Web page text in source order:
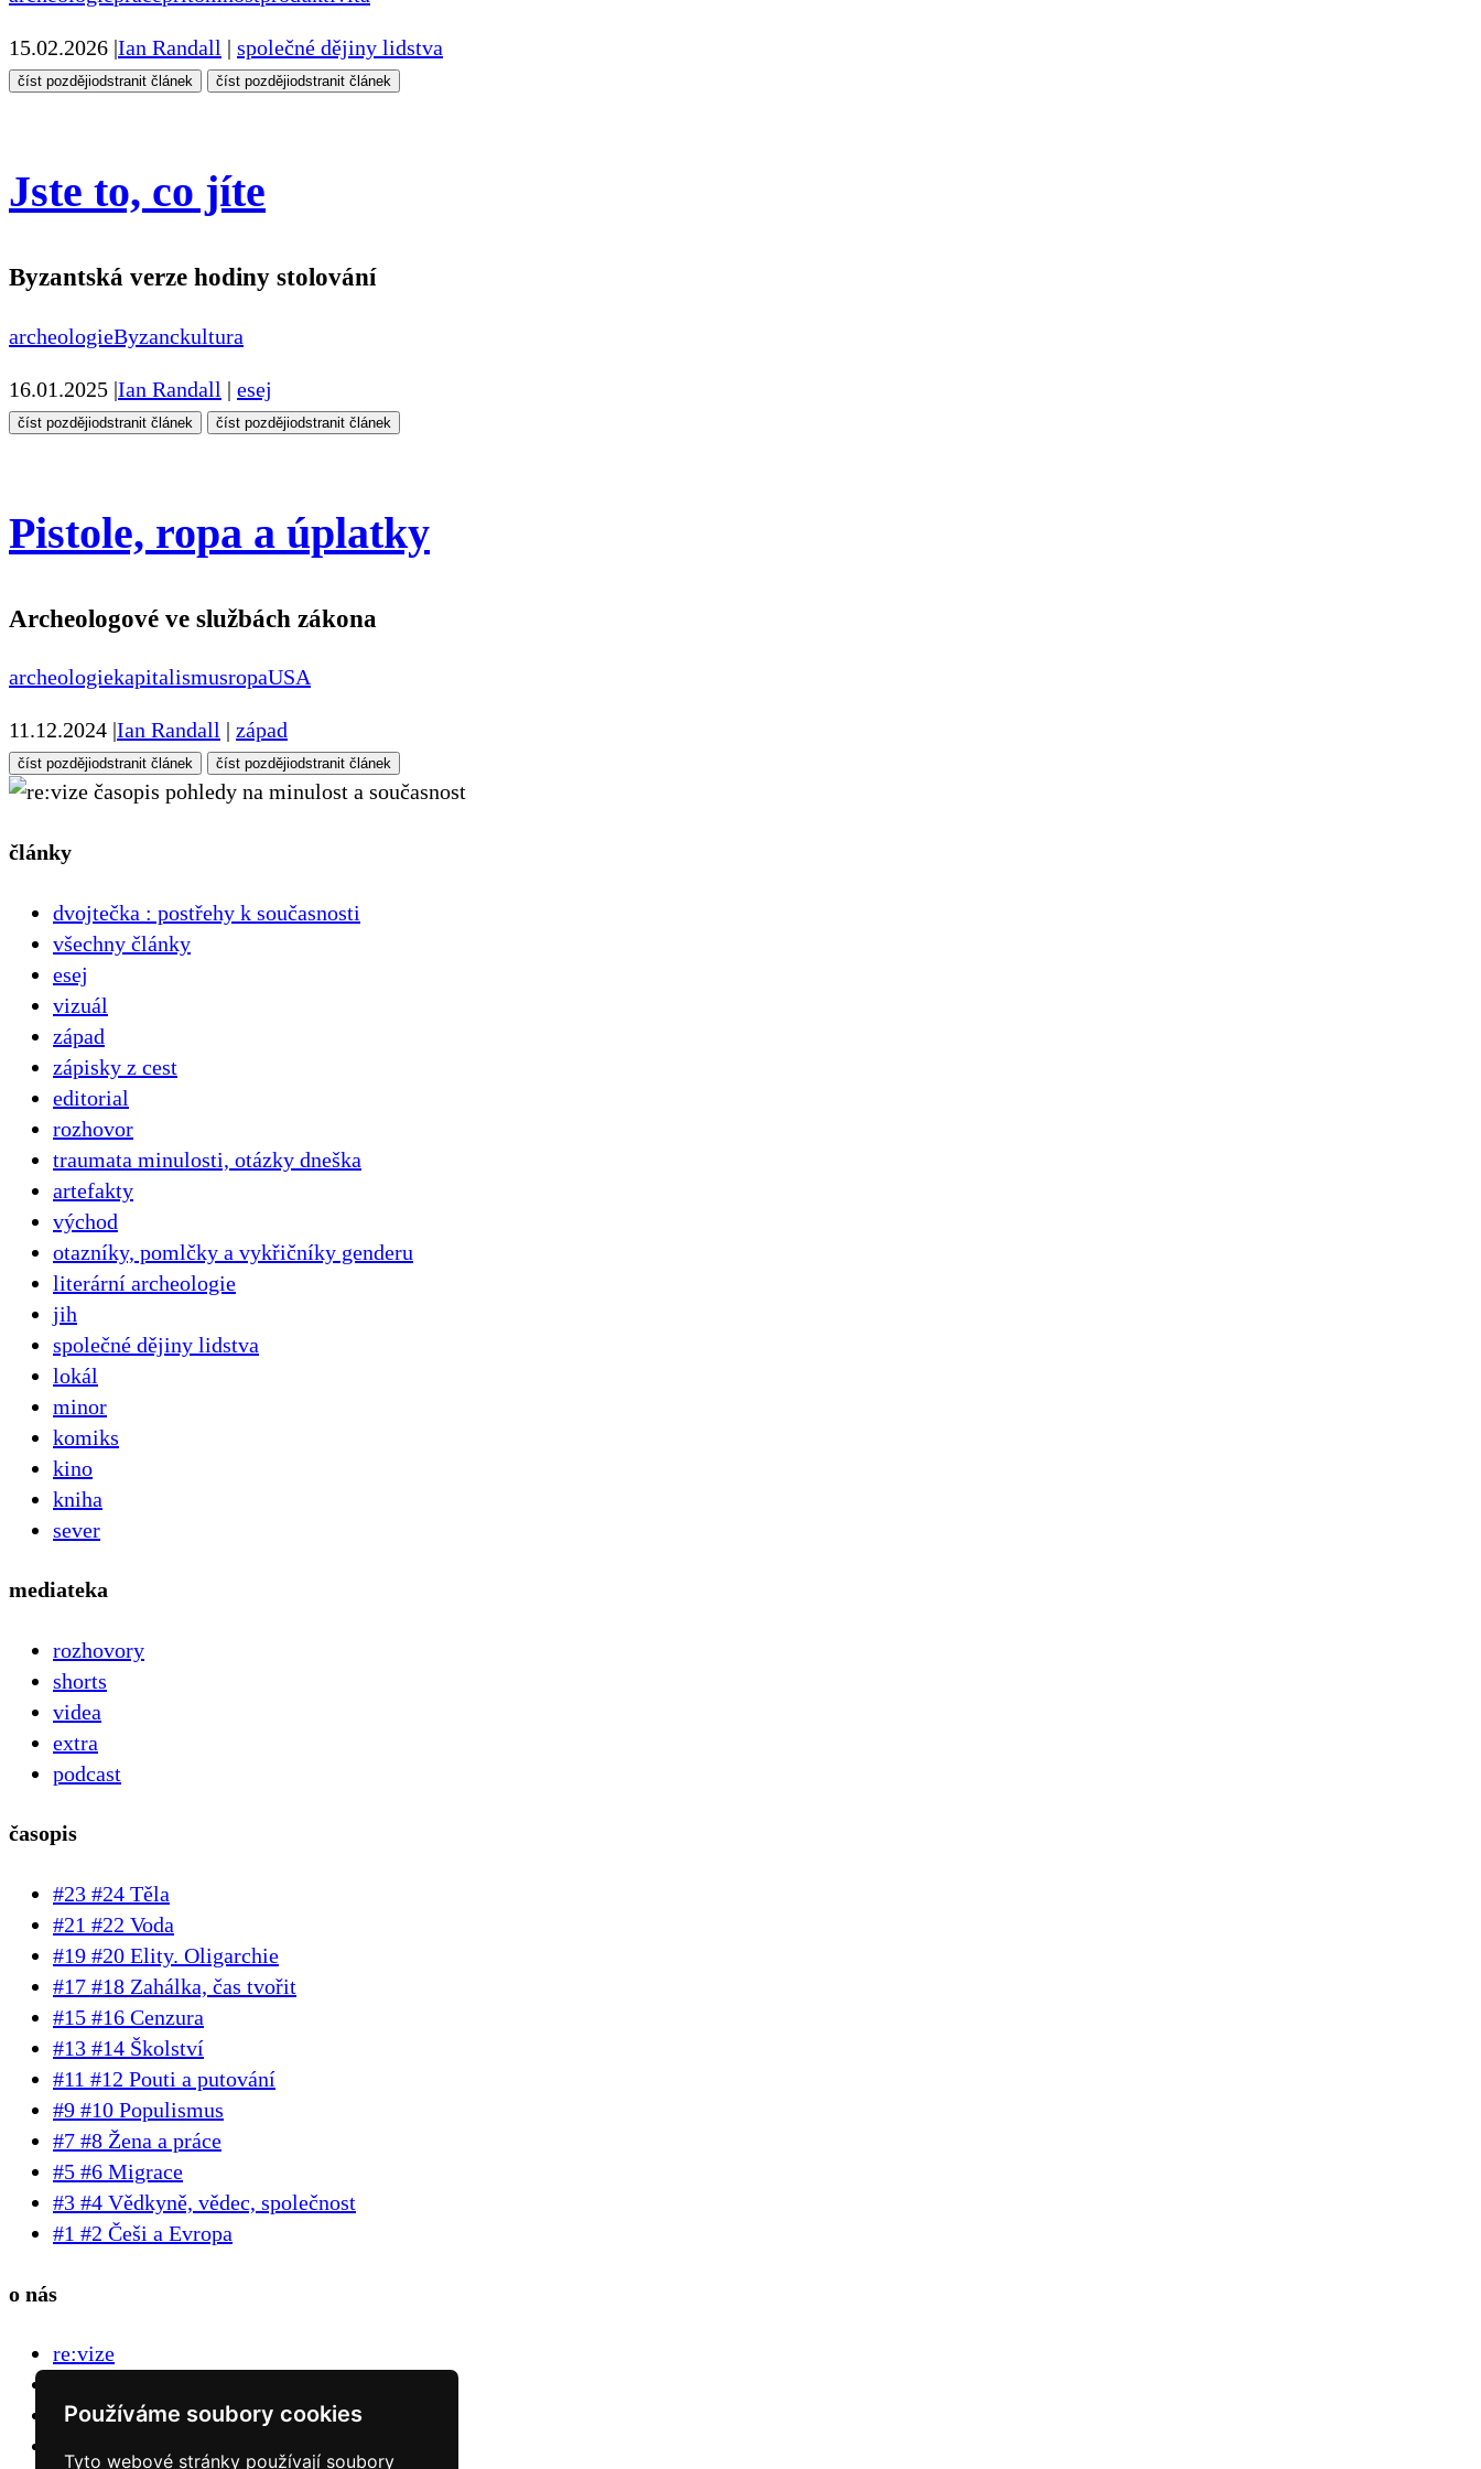
Používáme soubory cookies
Tyto webové stránky používají soubory
15.02.2026 |Ian Randall | společné dějiny lidstva
číst pozdějiodstranit článek číst pozdějiodstranit článek
Jste to, co jíte
Byzantská verze hodiny stolování
archeologieByzanckultura
16.01.2025 |Ian Randall | esej
číst pozdějiodstranit článek číst pozdějiodstranit článek
Pistole, ropa a úplatky
Archeologové ve službách zákona
archeologiekapitalismusropaUSA
11.12.2024 |Ian Randall | západ
číst pozdějiodstranit článek číst pozdějiodstranit článek
pohledy na minulost a současnost
články
dvojtečka : postřehy k současnosti
všechny články
esej
vizuál
západ
zápisky z cest
editorial
rozhovor
traumata minulosti, otázky dneška
artefakty
východ
otazníky, pomlčky a vykřičníky genderu
literární archeologie
jih
společné dějiny lidstva
lokál
minor
komiks
kino
kniha
sever
mediateka
rozhovory
shorts
videa
extra
podcast
časopis
#23 #24 Těla
#21 #22 Voda
#19 #20 Elity. Oligarchie
#17 #18 Zahálka, čas tvořit
#15 #16 Cenzura
#13 #14 Školství
#11 #12 Pouti a putování
#9 #10 Populismus
#7 #8 Žena a práce
#5 #6 Migrace
#3 #4 Vědkyně, vědec, společnost
#1 #2 Češi a Evropa
o nás
re:vize
FAQ